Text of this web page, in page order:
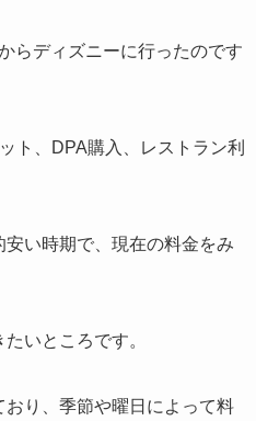
らディズニーに行ったのです
ト、DPA購入、レストラン利
い時期で、現在の料金をみ
いところです。
り、季節や曜日によって料